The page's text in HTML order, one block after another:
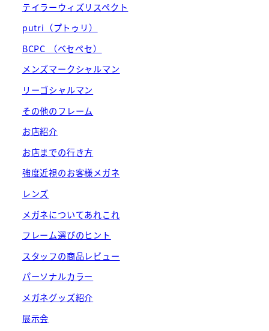
テイラーウィズリスペクト
putri（プトゥリ）
BCPC （ベセペセ）
メンズマークシャルマン
リーゴシャルマン
その他のフレーム
お店紹介
お店までの行き方
強度近視のお客様メガネ
レンズ
メガネについてあれこれ
フレーム選びのヒント
スタッフの商品レビュー
パーソナルカラー
メガネグッズ紹介
展示会